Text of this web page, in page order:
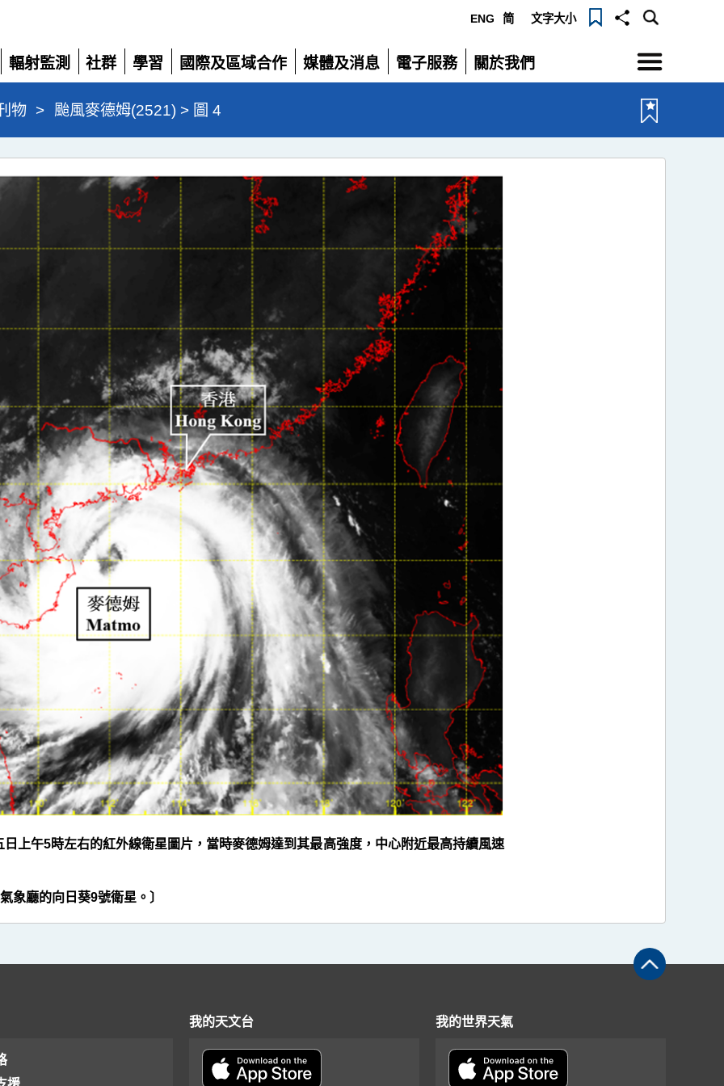
ENG 简 文字大小
輻射監測
展
開
社群
展
開
學習
展
開
國際及區域合作
展
開
媒體及消息
展
電子服務
展
關於我們
展
選
單
物 > 颱風麥德姆(2521) > 圖 4
午5時左右的紅外線衛星圖片，當時麥德姆達到其最高強度，中心附近最高持續風速
象廳的向日葵9號衛星。〕
我的天文台 我的世界天氣